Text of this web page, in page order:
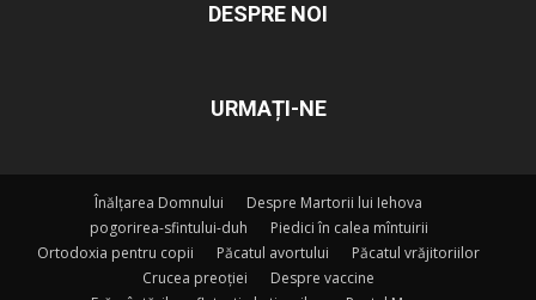
DESPRE NOI
URMAȚI-NE
Înălțarea Domnului
Despre Martorii lui Iehova
pogorirea-sfintului-duh
Piedici în calea mîntuirii
Ortodoxia pentru copii
Păcatul avortului
Păcatul vrăjitoriilor
Crucea preoției
Despre vaccine